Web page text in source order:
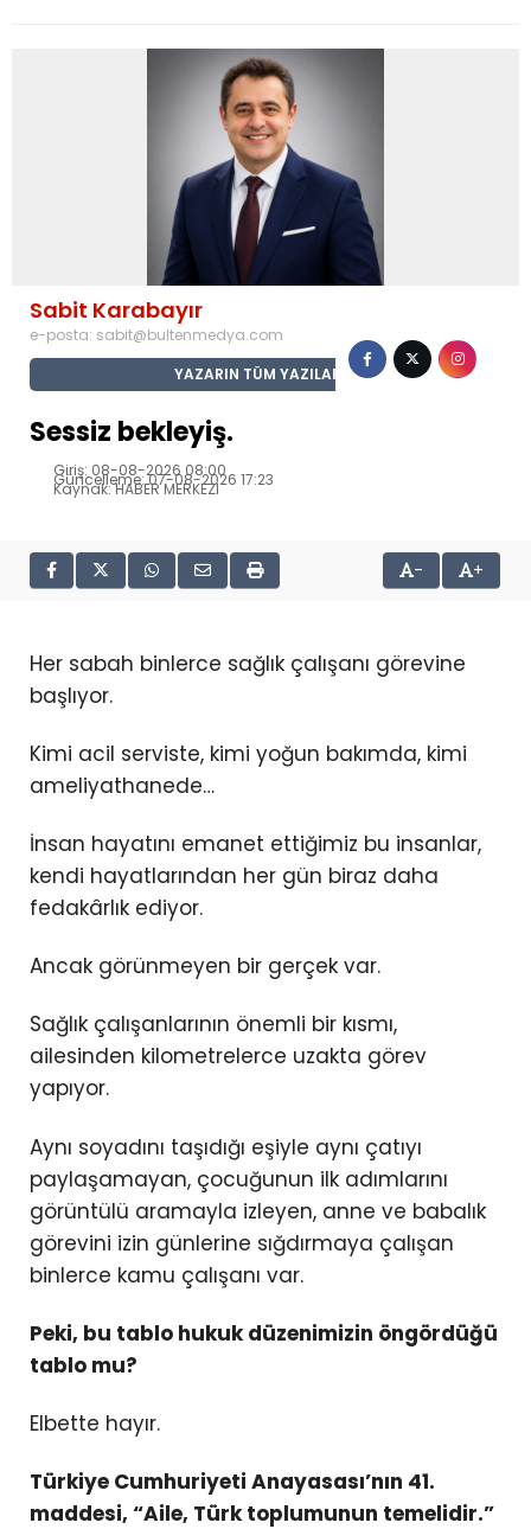
Sabit Karabayır
e-posta: sabit@bultenmedya.com
YAZARIN TÜM YAZILARI
Sessiz bekleyiş.
Giriş: 08-08-2026 08:00
Güncelleme: 07-08-2026 17:23
Kaynak: HABER MERKEZI
- +
Her sabah binlerce sağlık çalışanı görevine
başlıyor.
Kimi acil serviste, kimi yoğun bakımda, kimi
ameliyathanede…
İnsan hayatını emanet ettiğimiz bu insanlar,
kendi hayatlarından her gün biraz daha
fedakârlık ediyor.
Ancak görünmeyen bir gerçek var.
Sağlık çalışanlarının önemli bir kısmı,
ailesinden kilometrelerce uzakta görev
yapıyor.
Aynı soyadını taşıdığı eşiyle aynı çatıyı
paylaşamayan, çocuğunun ilk adımlarını
görüntülü aramayla izleyen, anne ve babalık
görevini izin günlerine sığdırmaya çalışan
binlerce kamu çalışanı var.
Peki, bu tablo hukuk düzenimizin öngördüğü
tablo mu?
Elbette hayır.
Türkiye Cumhuriyeti Anayasası’nın 41.
maddesi, “Aile, Türk toplumunun temelidir.”